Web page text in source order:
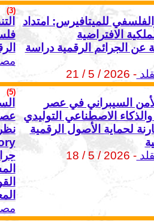
(3)
للميتافيرس: امتداد
الافتراضية
عن الجرائم الرقمية دراسة
- 2026 / 5 / 21
(5)
السيبراني في عصر
الاصطناعي التوليدي
لحماية الأصول الرقمية
- 2026 / 5 / 18